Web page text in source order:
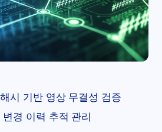
시 기반 영상 무결성 검증
경 이력 추적 관리